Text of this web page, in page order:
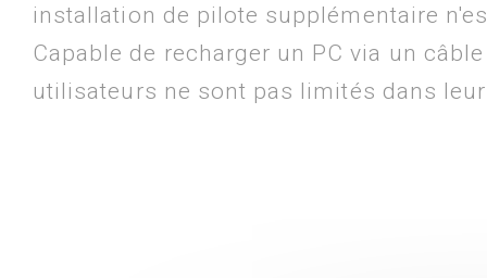
installation de pilote supplémentaire
Capable de recharger un PC via un
utilisateurs ne sont pas limités dans